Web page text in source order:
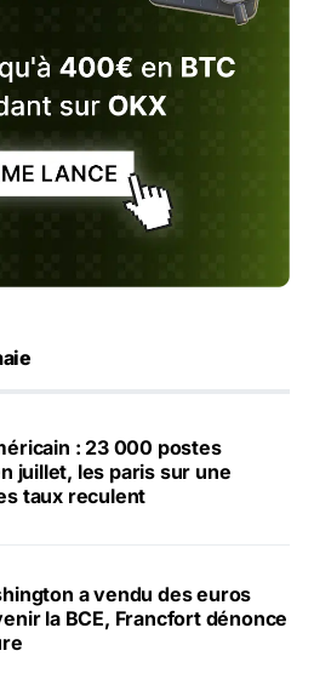
: 23 000 postes
juillet, les paris sur une
taux reculent
a vendu des euros
la BCE, Francfort dénonce